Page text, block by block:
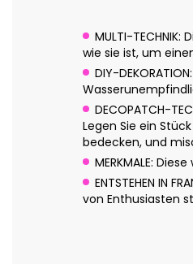
MULTI-
wie sie ist, um
DIY-
DECOPATCH-
Legen Sie ein
bedecken, und
MERKMALE:
ENTSTEHEN IN
von Enthusiasten